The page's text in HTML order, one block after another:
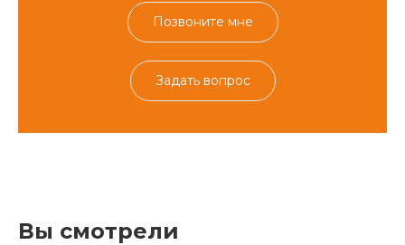
Позвоните мне
Задать вопрос
Вы смотрели